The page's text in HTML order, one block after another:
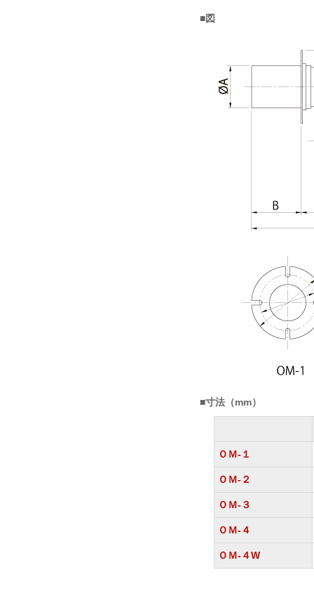
■図
■寸法（mm）
ＯＭ-１
ＯＭ-２
ＯＭ-３
ＯＭ-４
ＯＭ-４W
ＯＭ-１
ＯＭ-２
ＯＭ-３
ＯＭ-４
ＯＭ-４W
ＯＭ-１
ＯＭ-２
ＯＭ-３
ＯＭ-４
ＯＭ-４W
ＯＭ-１
ＯＭ-２
ＯＭ-３
ＯＭ-４
ＯＭ-４W